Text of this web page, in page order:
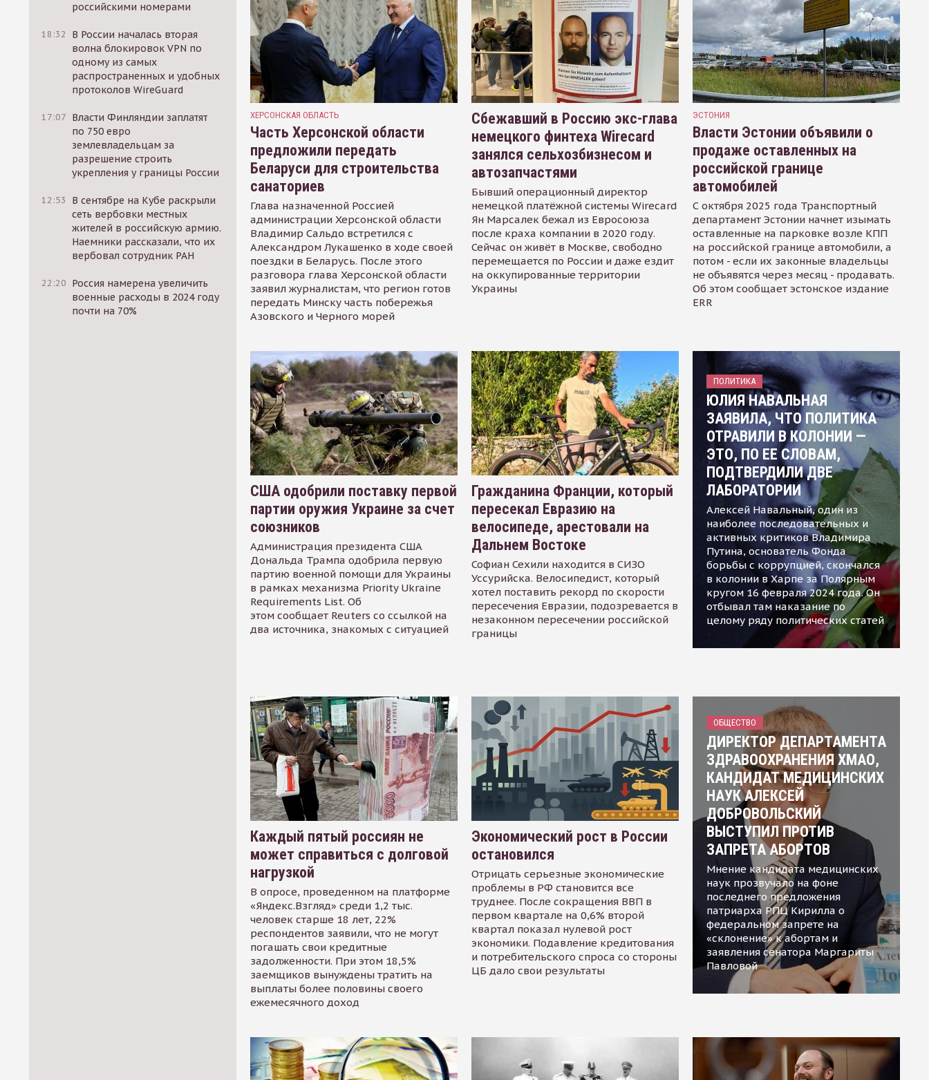
российскими номерами
18:32
В России началась вторая
волна блокировок VPN по
одному из самых
распространенных и удобных
протоколов WireGuard
17:07 Власти Финляндии заплатят
по 750 евро
землевладельцам за
разрешение строить
укрепления у границы России
12:53
В сентябре на Кубе раскрыли
сеть вербовки местных
жителей в российскую армию.
Наемники рассказали, что их
вербовал сотрудник РАН
22:20 Россия намерена увеличить
военные расходы в 2024 году
почти на 70%
ХЕРСОНСКАЯ ОБЛАСТЬ
Часть Херсонской области
предложили передать
Беларуси для строительства
санаториев
Глава назначенной Россией
администрации Херсонской области
Владимир Сальдо встретился с
Александром Лукашенко в ходе своей
поездки в Беларусь. После этого
разговора глава Херсонской области
заявил журналистам, что регион готов
передать Минску часть побережья
Азовского и Черного морей
Сбежавший в Россию экс-глава
немецкого финтеха Wirecard
занялся сельхозбизнесом и
автозапчастями
Бывший операционный директор
немецкой платёжной системы Wirecard
Ян Марсалек бежал из Евросоюза
после краха компании в 2020 году.
Сейчас он живёт в Москве, свободно
перемещается по России и даже ездит
на оккупированные территории
Украины
ЭСТОНИЯ
Власти Эстонии объявили о
продаже оставленных на
российской границе
автомобилей
С октября 2025 года Транспортный
департамент Эстонии начнет изымать
оставленные на парковке возле КПП
на российской границе автомобили, а
потом - если их законные владельцы
не объявятся через месяц - продавать.
Об этом сообщает эстонское издание
ERR
США одобрили поставку первой
партии оружия Украине за счет
союзников
Администрация президента США
Дональда Трампа одобрила первую
партию военной помощи для Украины
в рамках механизма Priority Ukraine
Requirements List. Об
этом сообщает Reuters со ссылкой на
два источника, знакомых с ситуацией
Гражданина Франции, который
пересекал Евразию на
велосипеде, арестовали на
Дальнем Востоке
Софиан Сехили находится в СИЗО
Уссурийска. Велосипедист, который
хотел поставить рекорд по скорости
пересечения Евразии, подозревается в
незаконном пересечении российской
границы
ПОЛИТИКА
ЮЛИЯ НАВАЛЬНАЯ
ЗАЯВИЛА, ЧТО ПОЛИТИКА
ОТРАВИЛИ В КОЛОНИИ —
ЭТО, ПО ЕЕ СЛОВАМ,
ПОДТВЕРДИЛИ ДВЕ
ЛАБОРАТОРИИ
Алексей Навальный, один из
наиболее последовательных и
активных критиков Владимира
Путина, основатель Фонда
борьбы с коррупцией, скончался
в колонии в Харпе за Полярным
кругом 16 февраля 2024 года. Он
отбывал там наказание по
целому ряду политических статей
Каждый пятый россиян не
может справиться с долговой
нагрузкой
В опросе, проведенном на платформе
«Яндекс.Взгляд» среди 1,2 тыс.
человек старше 18 лет, 22%
респондентов заявили, что не могут
погашать свои кредитные
задолженности. При этом 18,5%
заемщиков вынуждены тратить на
выплаты более половины своего
ежемесячного доход
Экономический рост в России
остановился
Отрицать серьезные экономические
проблемы в РФ становится все
труднее. После сокращения ВВП в
первом квартале на 0,6% второй
квартал показал нулевой рост
экономики. Подавление кредитования
и потребительского спроса со стороны
ЦБ дало свои результаты
ОБЩЕСТВО
ДИРЕКТОР ДЕПАРТАМЕНТА
ЗДРАВООХРАНЕНИЯ ХМАО,
КАНДИДАТ МЕДИЦИНСКИХ
НАУК АЛЕКСЕЙ
ДОБРОВОЛЬСКИЙ
ВЫСТУПИЛ ПРОТИВ
ЗАПРЕТА АБОРТОВ
Мнение кандидата медицинских
наук прозвучало на фоне
последнего предложения
патриарха РПЦ Кирилла о
федеральном запрете на
«склонение» к абортам и
заявления сенатора Маргариты
Павловой